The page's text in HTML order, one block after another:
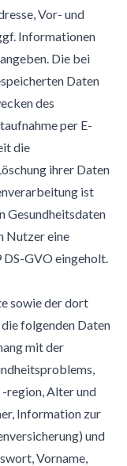
Vor- und
Informationen
Die bei
Daten
des
per E-
die
ihrer Daten
ist
Gesundheitsdaten
Nutzer eine
GVO eingeholt.
sowie der dort
folgenden Daten
mit der
region, Alter und
Information zur
und
Vorname,